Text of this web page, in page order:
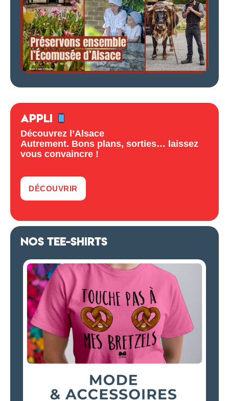
APPLI
Découvrez l’Alsace
Autrement. Bons plans, sorties… laissez
vous convaincre !
DÉCOUVRIR
NOS TEE-SHIRTS